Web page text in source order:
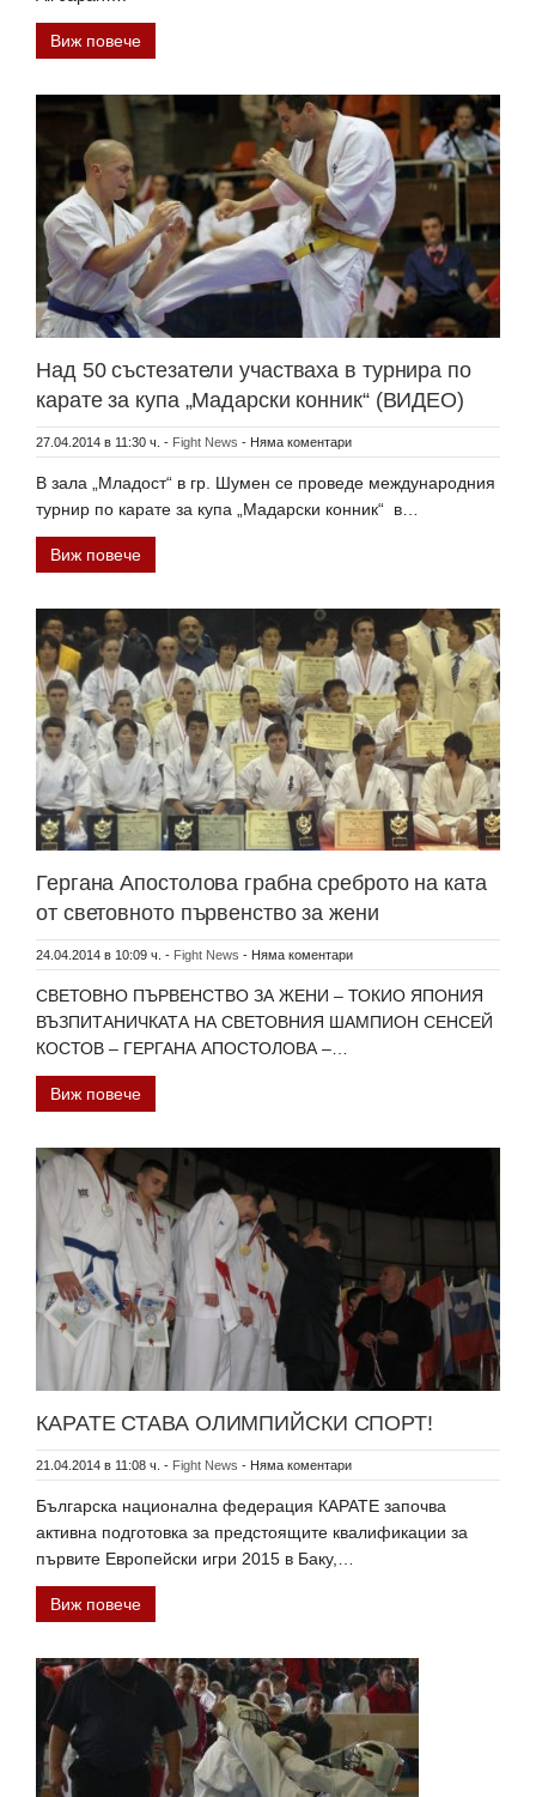
Виж повече
Над 50 състезатели участваха в турнира по
карате за купа „Мадарски конник“ (ВИДЕО)
27.04.2014 в 11:30 ч. - Fight News - Няма коментари
В зала „Младост“ в гр. Шумен се проведе международния
турнир по карате за купа „Мадарски конник“ в…
Виж повече
Гергана Апостолова грабна среброто на ката
от световното първенство за жени
24.04.2014 в 10:09 ч. - Fight News - Няма коментари
СВЕТОВНО ПЪРВЕНСТВО ЗА ЖЕНИ – ТОКИО ЯПОНИЯ
ВЪЗПИТАНИЧКАТА НА СВЕТОВНИЯ ШАМПИОН СЕНСЕЙ
КОСТОВ – ГЕРГАНА АПОСТОЛОВА –…
Виж повече
КАРАТЕ СТАВА ОЛИМПИЙСКИ СПОРТ!
21.04.2014 в 11:08 ч. - Fight News - Няма коментари
Българска национална федерация КАРАТЕ започва
активна подготовка за предстоящите квалификации за
първите Европейски игри 2015 в Баку,…
Виж повече